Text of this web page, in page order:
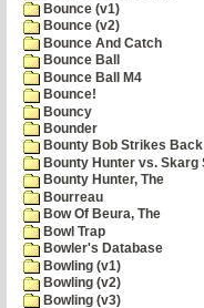
Bounce (v1)
Bounce (v2)
Bounce And Catch
Bounce Ball
Bounce Ball M4
Bounce!
Bouncy
Bounder
Bounty Bob Strikes
Bounty Hunter vs. Skarg
Bounty Hunter, The
Bourreau
Bow Of Beura, The
Bowl Trap
Bowler's Database
Bowling (v1)
Bowling (v2)
Bowling (v3)